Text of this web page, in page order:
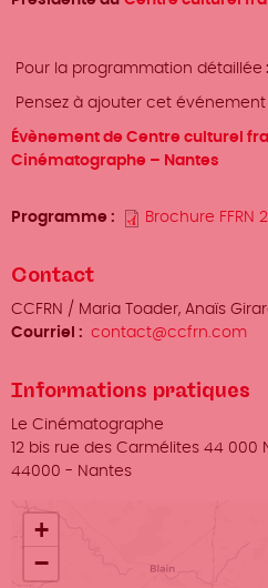
Pour la programmation détaillée :
Pensez à ajouter cet
Évènement de Centre culturel
Cinématographe – Nantes
Programme Brochure FFRN
Contact
Organisateur
/
Nom
CCFRN / Maria Toader, Anaïs
Courriel
contact@ccfrn.com
Informations pratiques
Lieu
Le Cinématographe
Adresse
12 bis rue des Carmélites 44 000
Ville
44000 - Nantes
+
−